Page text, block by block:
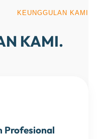
KEUNGGULAN KAMI
KAMI.
Profesional